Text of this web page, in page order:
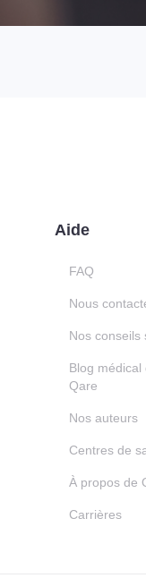
Aide
FAQ
Nous
Nos conseils
Blog médical
Qare
Nos auteurs
Centres de
À propos de
Carrières